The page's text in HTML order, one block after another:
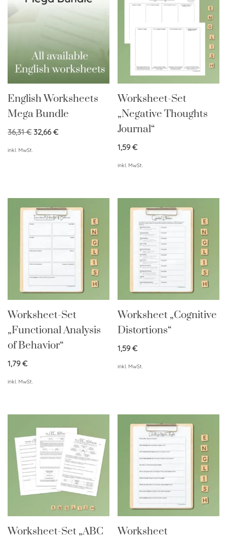
English Worksheets
Mega Bundle
36,31€ 32,66€
inkl. MwSt.
Worksheet-Set
„Negative Thoughts
Journal“
1,59€
inkl. MwSt.
Worksheet-Set
„Functional Analysis
of Behavior“
1,79€
inkl. MwSt.
Worksheet „Cognitive
Distortions“
1,59€
inkl. MwSt.
Worksheet-Set „ABC
Worksheet